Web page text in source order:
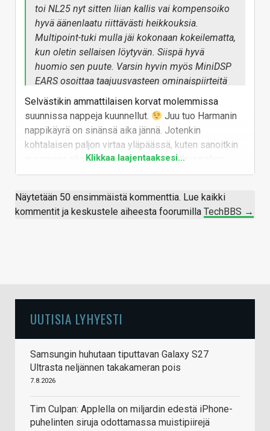
toi NL25 nyt sitten liian kallis vai kompensoiko
hyvä äänenlaatu riittävästi heikkouksia.
Multipoint-tuki mulla jäi kokonaan kokeilematta,
kun oletin sellaisen löytyvän. Siispä hyvä
huomio sen puute. Varsin hyvin myös MiniDSP
EARS osoittaa taajuusvasteen ominaispiirteitä
hieman tarkempaan mittausmenetelmään
verrattuna. Mulle energiaa on NL25:ssä hieman
liikaa 3-8 kilohertsin välillä, joten sun
mittauksista se kävisi jopa paremmin ilmi.
Harman 2019 in-ear-target tosin on jo valmiiksi
Selvästikin ammattilaisen korvat molemmissa
suunnissa nappeja kuunnellut.
Juu tuo Harmanin
nappikäyrä on sinänsä aika jännä. Jotenkin
kohtalaisen paljon virtaa yläpäässä, kuten sanoitkin
ja samaan aikaan myös bassossa potkua paljon,
minkä myötä itselleni jää sitten keskialue hieman
tarkkaan. Tai ainakin tältä muutamat internetin
mukaan käyrään suht hyvin istuneet ovat tuntuneet.
tosiaan ON Bluetooth Multipoint. Mulla oli laitteet
testatessa jotenkin buganneet ja siitä syystä ei ollut
toiminut. Sen myötä oli jäänyt virheellinen väittämä
artikkeliin.
Klikkaa laajentaaksesi...
Näytetään 50 ensimmäistä kommenttia. Lue kaikki
kommentit ja keskustele aiheesta foorumilla TechBBS →
UUTISIA LYHYESTI
Samsungin huhutaan tiputtavan Galaxy S27
Ultrasta neljännen takakameran pois
7.8.2026
Tim Culpan: Applella on miljardin edestä iPhone-
puhelinten siruja odottamassa muistipiirejä